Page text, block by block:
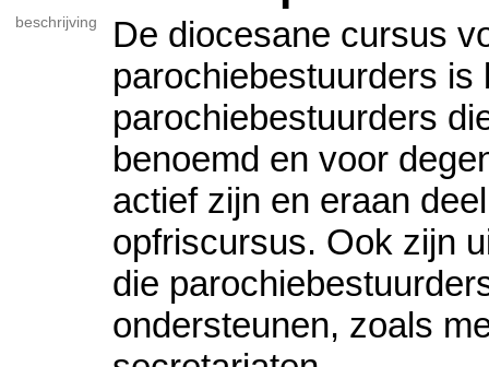
beschrijving
De diocesane cursus
parochiebestuurders is
parochiebestuurders
benoemd en voor
actief zijn en eraan
opfriscursus. Ook zijn
die
ondersteunen, zoals